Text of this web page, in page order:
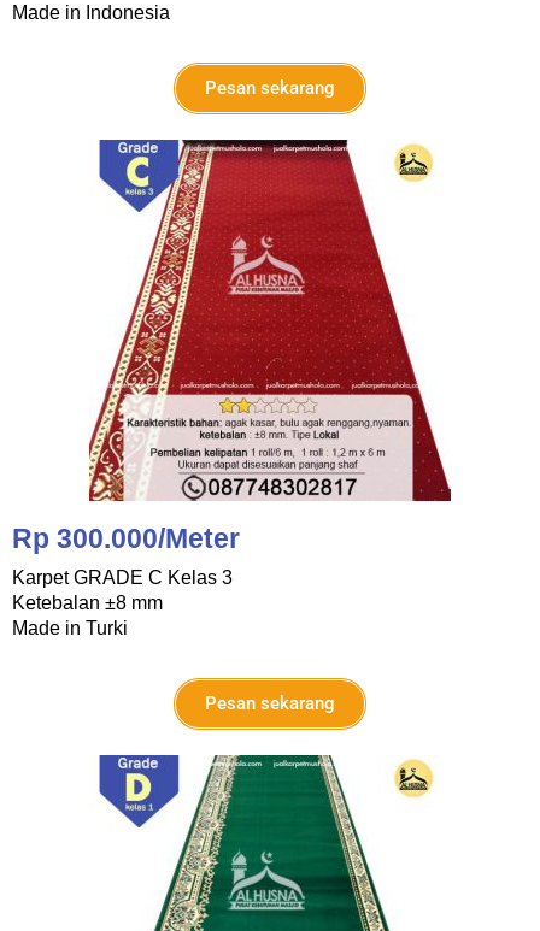
Made in Indonesia
Pesan sekarang
Rp 300.000/Meter
Karpet GRADE C Kelas 3
Ketebalan ±8 mm
Made in Turki
Pesan sekarang